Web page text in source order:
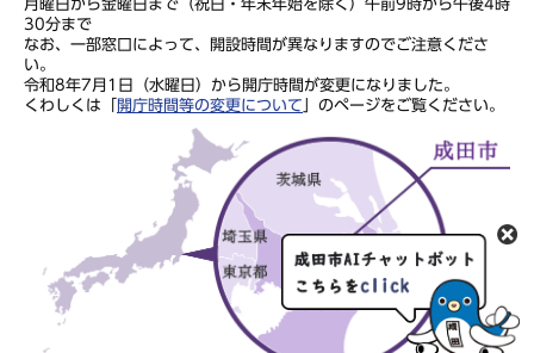
月曜日から金曜日まで（祝日・年末年始を除く）午前9時から午後4時
30分まで
なお、一部窓口によって、開設時間が異なりますのでご注意くださ
い。
令和8年7月1日（水曜日）から開庁時間が変更になりました。
くわしくは「
開庁時間等の変更について 」のページをご覧ください。